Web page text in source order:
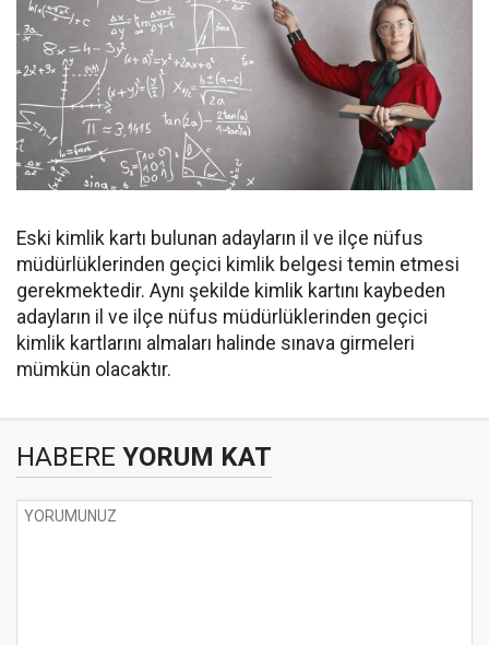
Eski kimlik kartı bulunan adayların il ve ilçe nüfus
müdürlüklerinden geçici kimlik belgesi temin etmesi
gerekmektedir. Aynı şekilde kimlik kartını kaybeden
adayların il ve ilçe nüfus müdürlüklerinden geçici
kimlik kartlarını almaları halinde sınava girmeleri
mümkün olacaktır.
HABERE YORUM KAT